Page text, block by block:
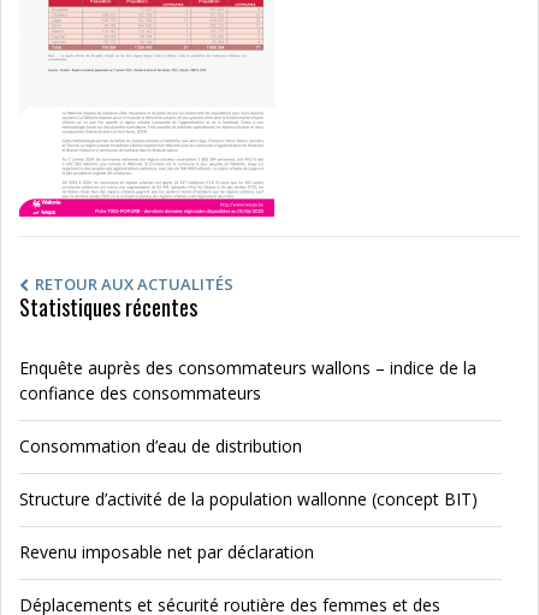
RETOUR AUX ACTUALITÉS
Statistiques récentes
Enquête auprès des consommateurs wallons – indice de la
confiance des consommateurs
Consommation d’eau de distribution
Structure d’activité de la population wallonne (concept BIT)
Revenu imposable net par déclaration
Déplacements et sécurité routière des femmes et des